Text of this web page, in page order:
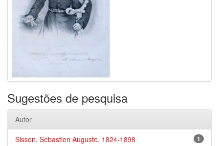
Sugestões de pesquisa
Autor
1
Sisson, Sebastien Auguste, 1824-1898